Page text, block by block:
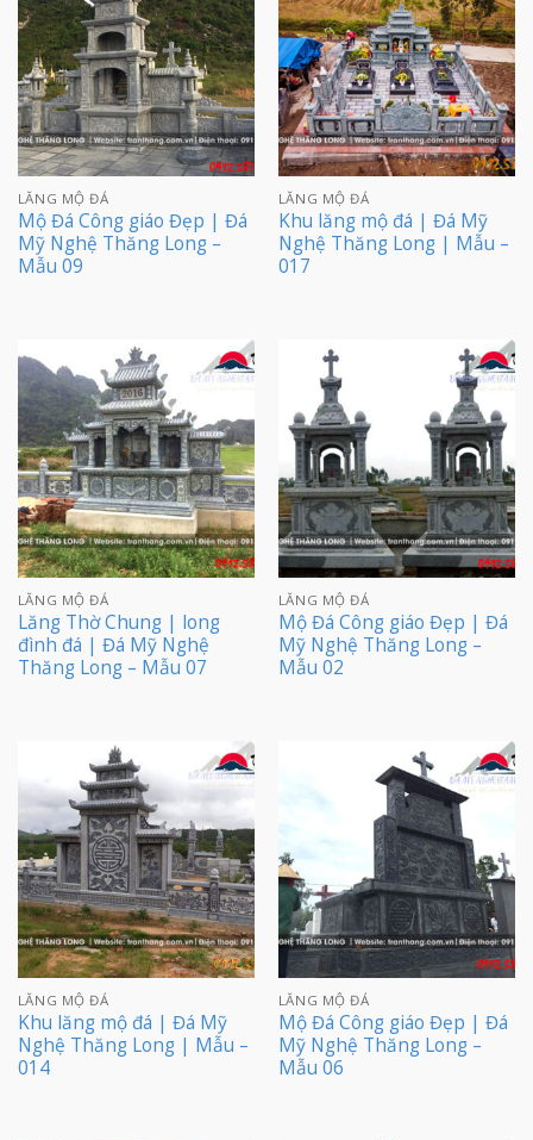
LĂNG MỘ ĐÁ
Mộ Đá Công giáo Đẹp | Đá
Mỹ Nghệ Thăng Long –
Mẫu 09
LĂNG MỘ ĐÁ
Khu lăng mộ đá | Đá Mỹ
Nghệ Thăng Long | Mẫu –
017
LĂNG MỘ ĐÁ
Lăng Thờ Chung | long
đình đá | Đá Mỹ Nghệ
Thăng Long – Mẫu 07
LĂNG MỘ ĐÁ
Mộ Đá Công giáo Đẹp | Đá
Mỹ Nghệ Thăng Long –
Mẫu 02
LĂNG MỘ ĐÁ
Khu lăng mộ đá | Đá Mỹ
Nghệ Thăng Long | Mẫu –
014
LĂNG MỘ ĐÁ
Mộ Đá Công giáo Đẹp | Đá
Mỹ Nghệ Thăng Long –
Mẫu 06